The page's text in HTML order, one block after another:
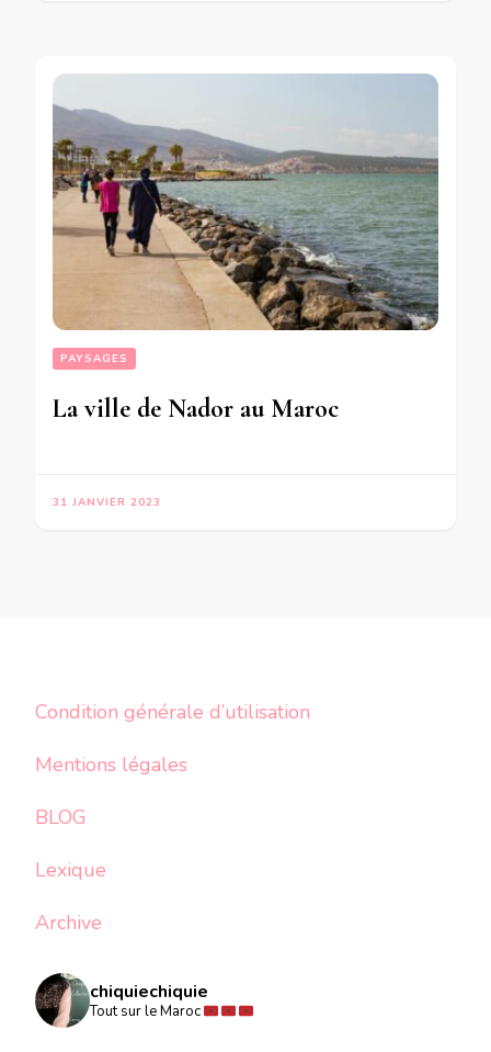
PAYSAGES
La ville de Nador au Maroc
31 JANVIER 2023
Condition générale d’utilisation
Mentions légales
BLOG
Lexique
Archive
chiquiechiquie
Tout sur le Maroc